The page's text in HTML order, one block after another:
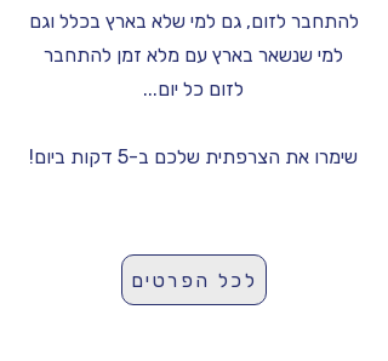
להתחבר לזום, גם למי שלא בארץ בכלל וגם
למי שנשאר בארץ עם מלא זמן להתחבר
לזום כל יום...
שימרו את הצרפתית שלכם ב-5 דקות ביום!
לכל הפרטים